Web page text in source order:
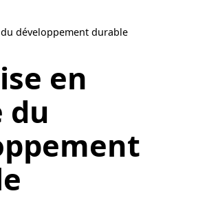
développement durable
en